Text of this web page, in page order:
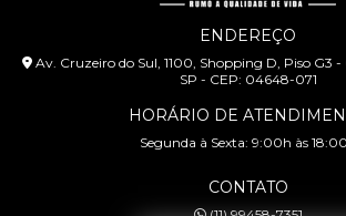
ENDEREÇO
Av. Cruzeiro do Sul, 1100, Shopping D, Piso G3 -
SP - CEP: 04648-071
HORÁRIO DE
Segunda à Sexta: 9:00h às
CONTATO